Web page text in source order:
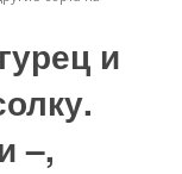
и
–,